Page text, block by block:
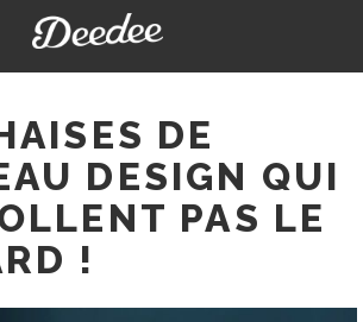
DE
DESIGN QUI
PAS LE
!